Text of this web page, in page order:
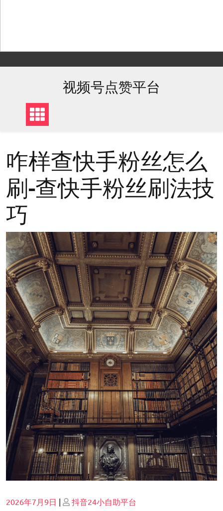
to
视频号点赞平台
咋样查快手粉丝怎么
刷-查快手粉丝刷法技
巧
Posted
2026年7月9日 | Posted
抖音24小自助平台